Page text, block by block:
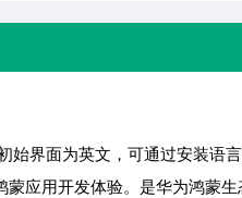
始界面为英文，可通过安装语
应用开发体验。是华为鸿蒙